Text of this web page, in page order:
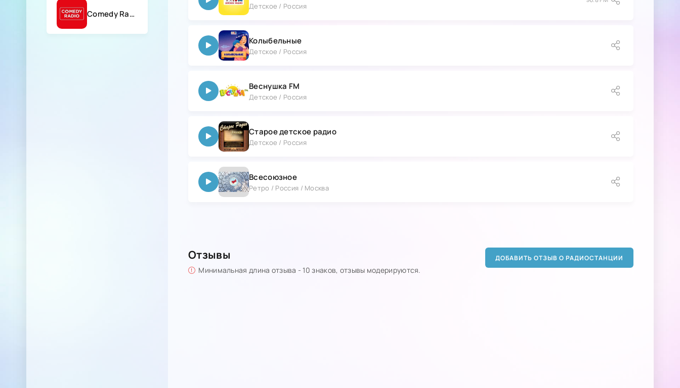
Comedy Radio
Детское / Россия
Колыбельные
Детское / Россия
Веснушка FM
Детское / Россия
Старое детское радио
Детское / Россия
Всесоюзное
Ретро / Россия / Москва
Отзывы
Минимальная длина отзыва - 10 знаков, отзывы модерируются.
ДОБАВИТЬ ОТЗЫВ О РАДИОСТАНЦИИ